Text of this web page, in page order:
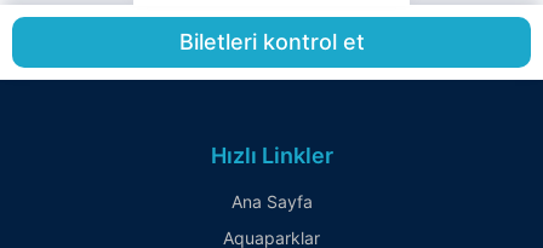
Biletleri kontrol et
Hızlı Linkler
Ana Sayfa
Aquaparklar